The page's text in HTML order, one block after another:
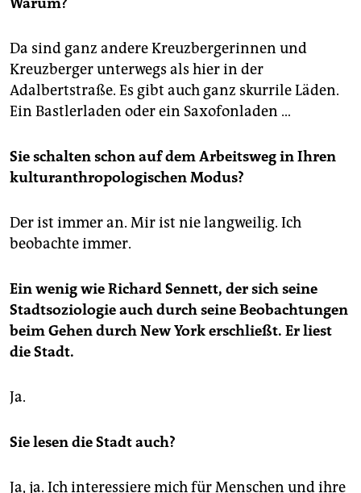
Da sind ganz andere Kreuzbergerinnen und
Kreuzberger unterwegs als hier in der
Adalbertstraße. Es gibt auch ganz skurrile Läden.
Ein Bastlerladen oder ein Saxofonladen …
Sie schalten schon auf dem Arbeitsweg in Ihren
kulturanthropologischen Modus?
Der ist immer an. Mir ist nie langweilig. Ich
beobachte immer.
Ein wenig wie Richard Sennett, der sich seine
Stadtsoziologie auch durch seine Beobachtungen
beim Gehen durch New York erschließt. Er liest
die Stadt.
Ja.
Sie lesen die Stadt auch?
Ja, ja. Ich interessiere mich für Menschen und ihre